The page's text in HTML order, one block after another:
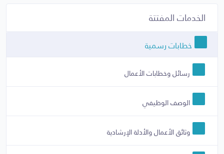
الخدمات المفتتة
خطابات رسمية
رسائل وخطابات الأعمال
الوصف الوظيفي
وثائق الأعمال والأدلة الإرشادية